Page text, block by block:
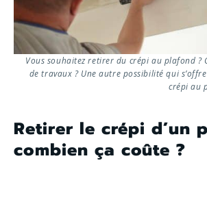
Vous souhaitez retirer du crépi au plafond ?
de travaux ? Une autre possibilité qui
crépi au
Retirer le crépi d’un
combien ça coûte ?